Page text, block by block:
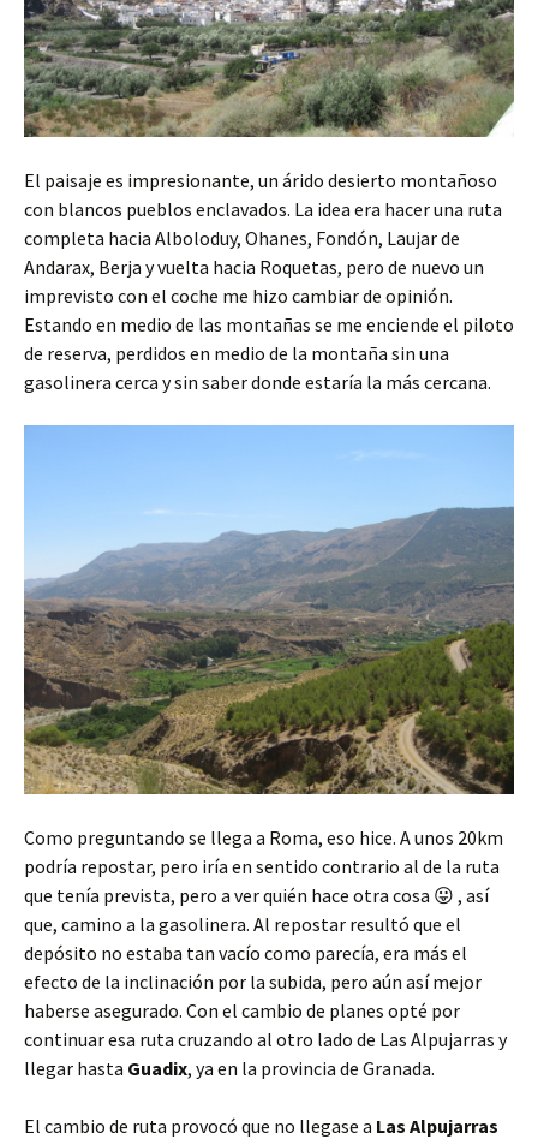
El paisaje es impresionante, un árido desierto montañoso
con blancos pueblos enclavados. La idea era hacer una ruta
completa hacia Alboloduy, Ohanes, Fondón, Laujar de
Andarax, Berja y vuelta hacia Roquetas, pero de nuevo un
imprevisto con el coche me hizo cambiar de opinión.
Estando en medio de las montañas se me enciende el piloto
de reserva, perdidos en medio de la montaña sin una
gasolinera cerca y sin saber donde estaría la más cercana.
Como preguntando se llega a Roma, eso hice. A unos 20km
podría repostar, pero iría en sentido contrario al de la ruta
que tenía prevista, pero a ver quién hace otra cosa 😛 , así
que, camino a la gasolinera. Al repostar resultó que el
depósito no estaba tan vacío como parecía, era más el
efecto de la inclinación por la subida, pero aún así mejor
haberse asegurado. Con el cambio de planes opté por
continuar esa ruta cruzando al otro lado de Las Alpujarras y
llegar hasta Guadix, ya en la provincia de Granada.
El cambio de ruta provocó que no llegase a Las Alpujarras